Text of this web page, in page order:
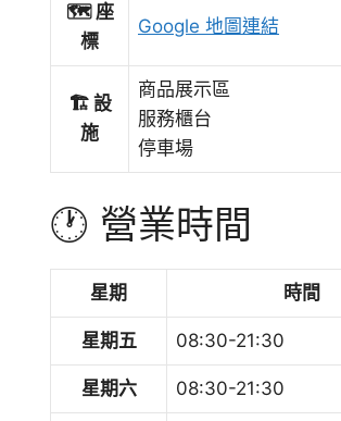
🗺️ 座
標
Google 地圖連結
🏗️ 設
施
商品展示區
服務櫃台
停車場
🕐 營業時間
星期 時間
星期五 08:30-21:30
星期六 08:30-21:30